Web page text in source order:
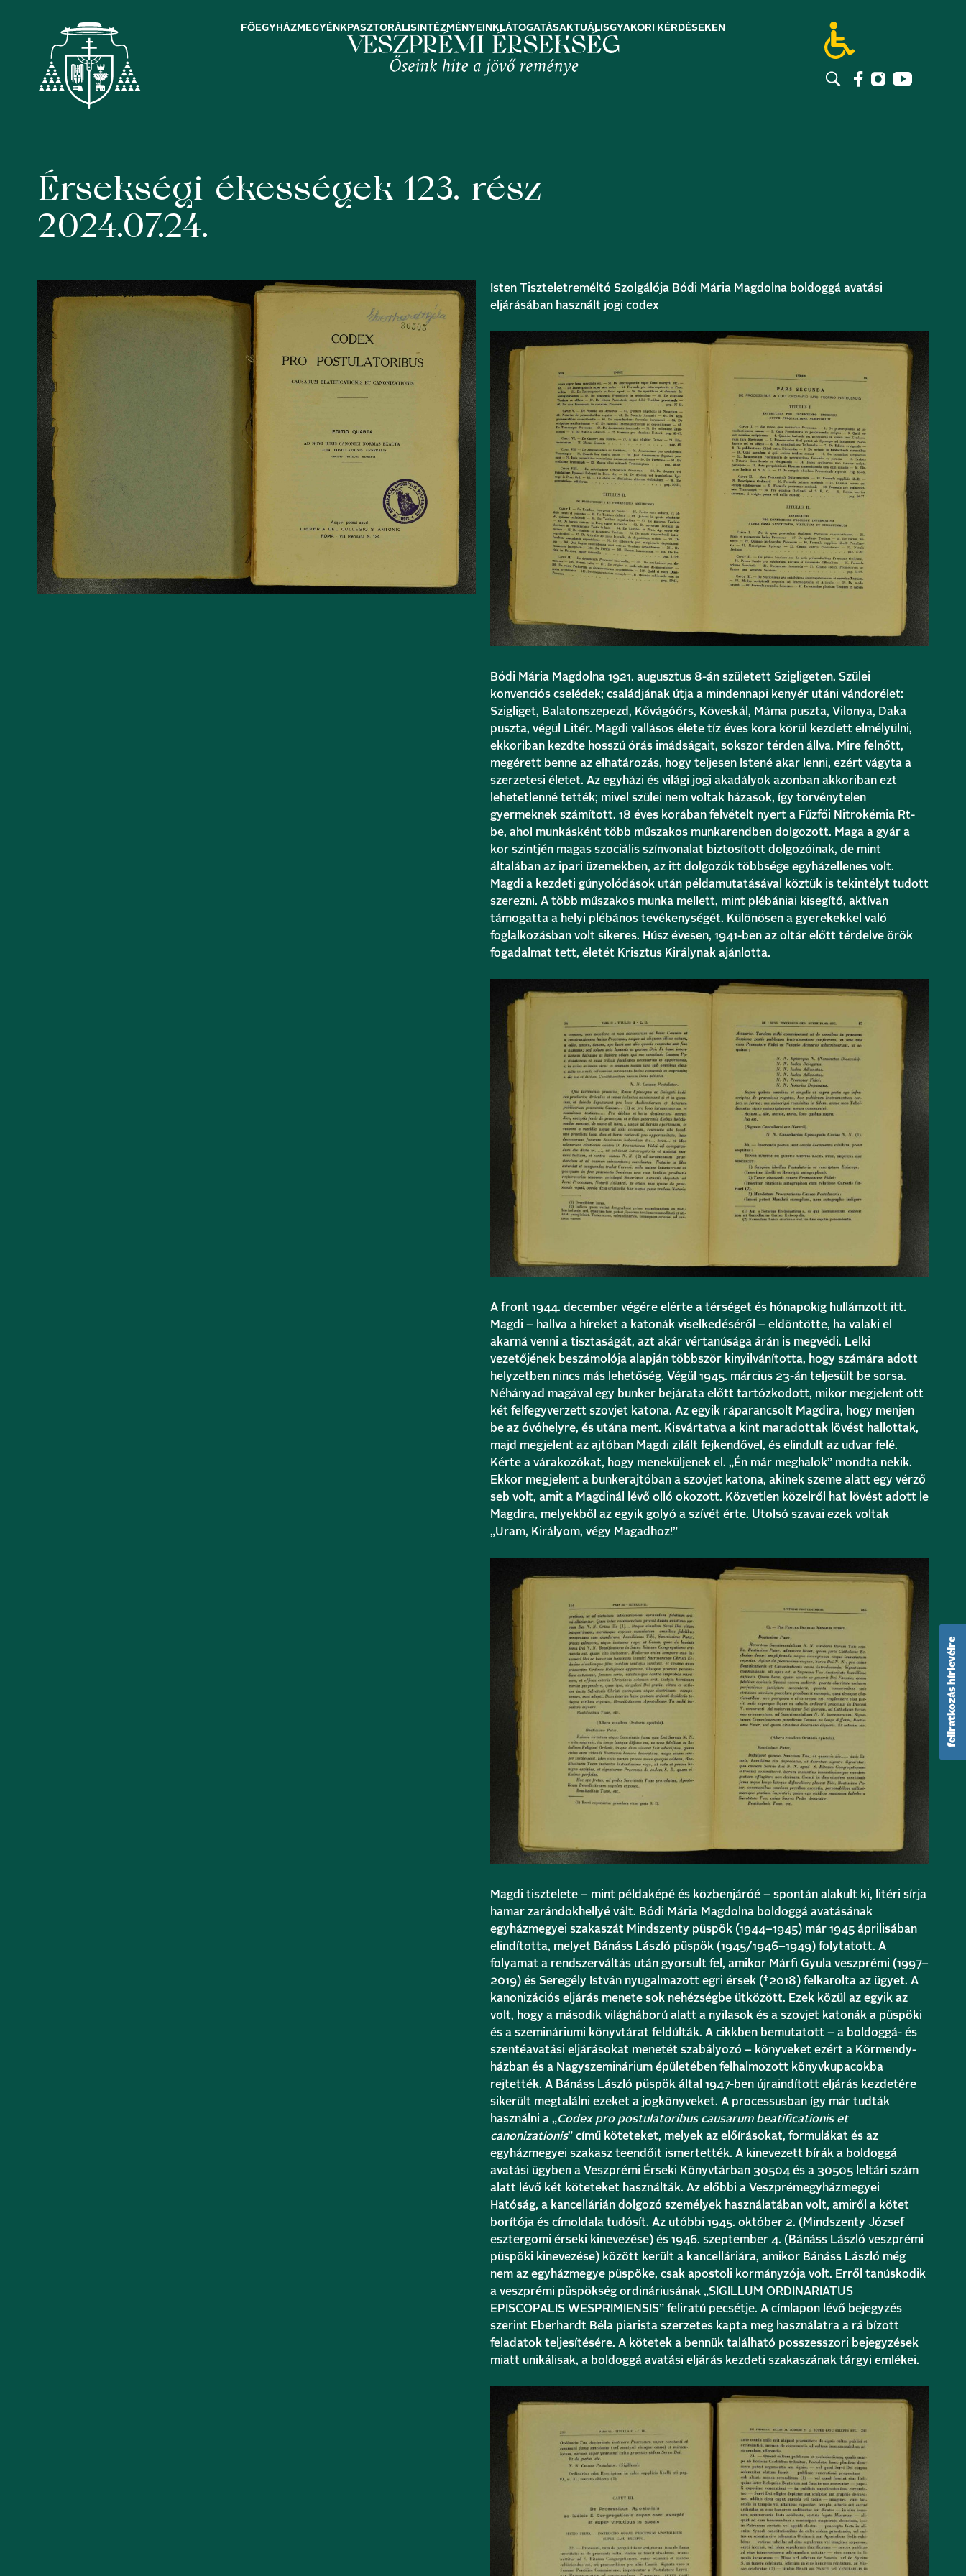
FŐEGYHÁZMEGYÉNK PASZTORÁLIS INTÉZMÉNYEINK LÁTOGATÁSAKTUÁLISGYAKORI KÉRDÉSEK EN
Érsekségi ékességek 123. rész
2024.07.24.
Isten Tiszteletreméltó Szolgálója Bódi Mária Magdolna boldoggá avatási
eljárásában használt jogi codex
Bódi Mária Magdolna 1921. augusztus 8-án született Szigligeten. Szülei
konvenciós cselédek; családjának útja a mindennapi kenyér utáni vándorélet:
Szigliget, Balatonszepezd, Kővágóőrs, Köveskál, Máma puszta, Vilonya, Daka
puszta, végül Litér. Magdi vallásos élete tíz éves kora körül kezdett elmélyülni,
ekkoriban kezdte hosszú órás imádságait, sokszor térden állva. Mire felnőtt,
megérett benne az elhatározás, hogy teljesen Istené akar lenni, ezért vágyta a
szerzetesi életet. Az egyházi és világi jogi akadályok azonban akkoriban ezt
lehetetlenné tették; mivel szülei nem voltak házasok, így törvénytelen
gyermeknek számított. 18 éves korában felvételt nyert a Fűzfői Nitrokémia Rt-
be, ahol munkásként több műszakos munkarendben dolgozott. Maga a gyár a
kor szintjén magas szociális színvonalat biztosított dolgozóinak, de mint
általában az ipari üzemekben, az itt dolgozók többsége egyházellenes volt.
Magdi a kezdeti gúnyolódások után példamutatásával köztük is tekintélyt tudott
szerezni. A több műszakos munka mellett, mint plébániai kisegítő, aktívan
támogatta a helyi plébános tevékenységét. Különösen a gyerekekkel való
foglalkozásban volt sikeres. Húsz évesen, 1941-ben az oltár előtt térdelve örök
fogadalmat tett, életét Krisztus Királynak ajánlotta.
A front 1944. december végére elérte a térséget és hónapokig hullámzott itt.
Magdi – hallva a híreket a katonák viselkedéséről – eldöntötte, ha valaki el
akarná venni a tisztaságát, azt akár vértanúsága árán is megvédi. Lelki
vezetőjének beszámolója alapján többször kinyilvánította, hogy számára adott
helyzetben nincs más lehetőség. Végül 1945. március 23-án teljesült be sorsa.
Néhányad magával egy bunker bejárata előtt tartózkodott, mikor megjelent ott
két felfegyverzett szovjet katona. Az egyik ráparancsolt Magdira, hogy menjen
be az óvóhelyre, és utána ment. Kisvártatva a kint maradottak lövést hallottak,
majd megjelent az ajtóban Magdi zilált fejkendővel, és elindult az udvar felé.
Kérte a várakozókat, hogy meneküljenek el. „Én már meghalok” mondta nekik.
Ekkor megjelent a bunkerajtóban a szovjet katona, akinek szeme alatt egy vérző
seb volt, amit a Magdinál lévő olló okozott. Közvetlen közelről hat lövést adott le
Magdira, melyekből az egyik golyó a szívét érte. Utolsó szavai ezek voltak
„Uram, Királyom, végy Magadhoz!”
Magdi tisztelete – mint példaképé és közbenjáróé – spontán alakult ki, litéri sírja
hamar zarándokhellyé vált. Bódi Mária Magdolna boldoggá avatásának
egyházmegyei szakaszát Mindszenty püspök (1944–1945) már 1945 áprilisában
elindította, melyet Bánáss László püspök (1945/1946–1949) folytatott. A
folyamat a rendszerváltás után gyorsult fel, amikor Márfi Gyula veszprémi (1997–
2019) és Seregély István nyugalmazott egri érsek (†2018) felkarolta az ügyet. A
kanonizációs eljárás menete sok nehézségbe ütközött. Ezek közül az egyik az
volt, hogy a második világháború alatt a nyilasok és a szovjet katonák a püspöki
és a szemináriumi könyvtárat feldúlták. A cikkben bemutatott – a boldoggá- és
szentéavatási eljárásokat menetét szabályozó – könyveket ezért a Körmendy-
házban és a Nagyszeminárium épületében felhalmozott könyvkupacokba
rejtették. A Bánáss László püspök által 1947-ben újraindított eljárás kezdetére
sikerült megtalálni ezeket a jogkönyveket. A processusban így már tudták
használni a „Codex pro postulatoribus causarum beatificationis et
canonizationis” című köteteket, melyek az előírásokat, formulákat és az
egyházmegyei szakasz teendőit ismertették. A kinevezett bírák a boldoggá
avatási ügyben a Veszprémi Érseki Könyvtárban 30504 és a 30505 leltári szám
alatt lévő két köteteket használták. Az előbbi a Veszprémegyházmegyei
Hatóság, a kancellárián dolgozó személyek használatában volt, amiről a kötet
borítója és címoldala tudósít. Az utóbbi 1945. október 2. (Mindszenty József
esztergomi érseki kinevezése) és 1946. szeptember 4. (Bánáss László veszprémi
püspöki kinevezése) között került a kancelláriára, amikor Bánáss László még
nem az egyházmegye püspöke, csak apostoli kormányzója volt. Erről tanúskodik
a veszprémi püspökség ordináriusának „SIGILLUM ORDINARIATUS
EPISCOPALIS WESPRIMIENSIS” feliratú pecsétje. A címlapon lévő bejegyzés
szerint Eberhardt Béla piarista szerzetes kapta meg használatra a rá bízott
feladatok teljesítésére. A kötetek a bennük található posszesszori bejegyzések
miatt unikálisak, a boldoggá avatási eljárás kezdeti szakaszának tárgyi emlékei.
feliratkozás hírlevélre